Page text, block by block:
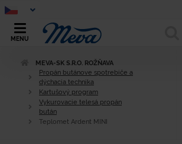
MENU
MEVA-SK S.R.O. ROŽŇAVA
Propán butánove spotrebiče a
dýchacia technika
Kartušový program
Vykurovacie telesá propán
bután
Teplomet Ardent MINI